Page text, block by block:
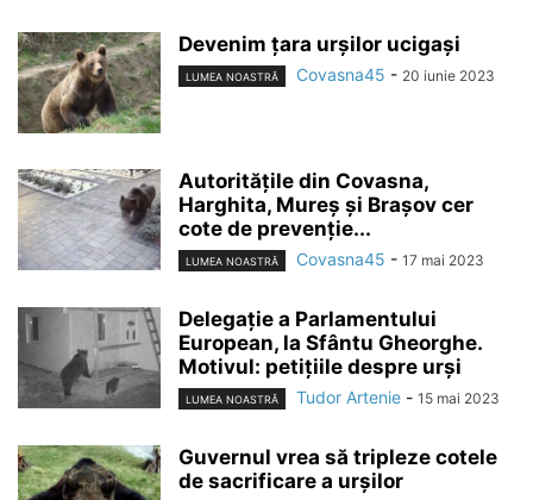
Devenim țara urșilor ucigași
LUMEA NOASTRĂ Covasna45 - 20 iunie 2023
Autoritățile din Covasna,
Harghita, Mureș și Brașov cer
cote de prevenție...
LUMEA NOASTRĂ Covasna45 - 17 mai 2023
Delegație a Parlamentului
European, la Sfântu Gheorghe.
Motivul: petițiile despre urși
LUMEA NOASTRĂ Tudor Artenie - 15 mai 2023
Guvernul vrea să tripleze cotele
de sacrificare a urșilor